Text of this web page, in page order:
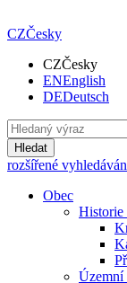
CZČesky
CZČesky
ENEnglish
DEDeutsch
Hledat
rozšířené
Obec
Historie
Územní